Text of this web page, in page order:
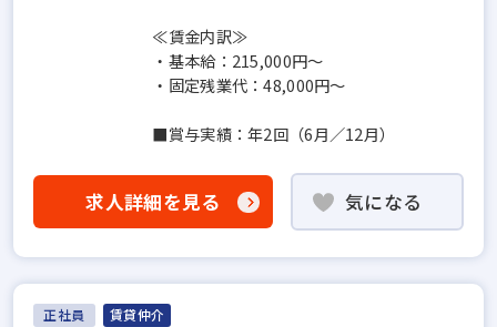
≪賃金内訳≫
・基本給：215,000円～
・固定残業代：48,000円～
■賞与実績：年2回（6月／12月）
求人詳細を見る 気になる
正社員 賃貸仲介